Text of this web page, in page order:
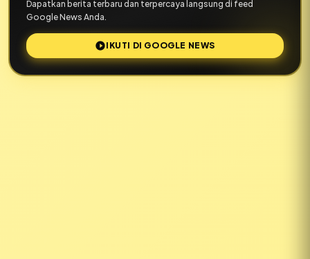
Dapatkan berita terbaru dan terpercaya langsung di feed
Google News Anda.
IKUTI DI GOOGLE NEWS